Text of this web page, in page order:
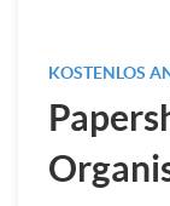
KOSTENLOS